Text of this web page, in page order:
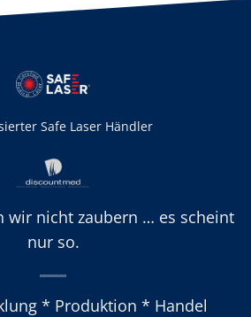
Safe Laser Händler
wir nicht zaubern … es scheint
nur so.
* Produktion * Handel